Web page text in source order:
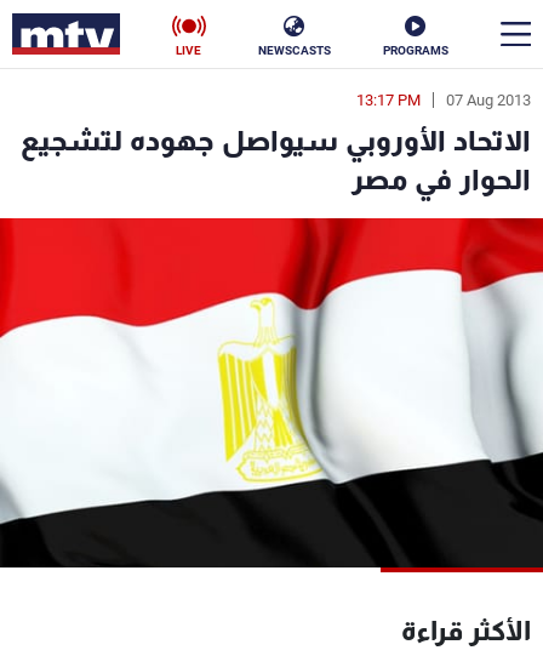
PROGRAMS
NEWSCASTS
LIVE
07 Aug 2013
13:17 PM
الاتحاد الأوروبي سيواصل جهوده لتشجيع
الحوار في مصر
الأكثر قراءة
en
الأخبار
سياسة ناس
إقتصاد
منوعات رياضة
كأس العالم
شاهد البرامج